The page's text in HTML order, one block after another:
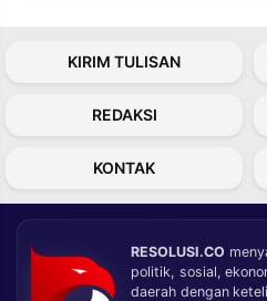
KIRIM TULISAN
REDAKSI
KONTAK
RESOLUSI.CO
politik, sosial,
daerah dengan